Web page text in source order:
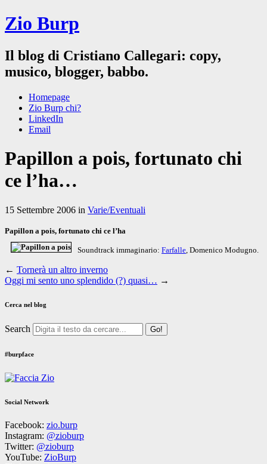
Zio Burp
Il blog di Cristiano Callegari: copy,
musico, blogger, babbo.
Homepage
Zio Burp chi?
LinkedIn
Email
Papillon a pois, fortunato chi
ce l’ha…
15 Settembre 2006 in Varie/Eventuali
Papillon a pois, fortunato chi ce l’ha
Soundtrack immaginario: Farfalle , Domenico Modugno.
← Tornerà un altro inverno
Oggi mi sento uno splendido (?) quasi… →
Cerca nel blog
Search
#burpface
Social Network
Facebook: zio.burp
Instagram: @zioburp
Twitter: @zioburp
YouTube: ZioBurp